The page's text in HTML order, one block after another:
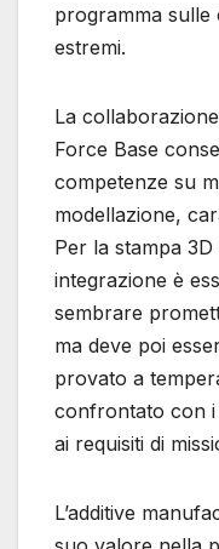
programma sulle
estremi.
La
Force Base
competenze su
modellazione,
Per la stampa
integrazione è
sembrare
ma deve poi
provato a
confrontato con i
ai requisiti di
L’additive